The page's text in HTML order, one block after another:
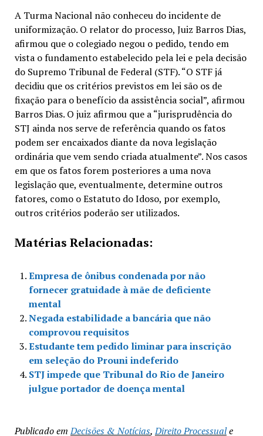
A Turma Nacional não conheceu do incidente de
uniformização. O relator do processo, Juiz Barros Dias,
afirmou que o colegiado negou o pedido, tendo em
vista o fundamento estabelecido pela lei e pela decisão
do Supremo Tribunal de Federal (STF). “O STF já
decidiu que os critérios previstos em lei são os de
fixação para o benefício da assistência social”, afirmou
Barros Dias. O juiz afirmou que a “jurisprudência do
STJ ainda nos serve de referência quando os fatos
podem ser encaixados diante da nova legislação
ordinária que vem sendo criada atualmente”. Nos casos
em que os fatos forem posteriores a uma nova
legislação que, eventualmente, determine outros
fatores, como o Estatuto do Idoso, por exemplo,
outros critérios poderão ser utilizados.
Matérias Relacionadas:
Empresa de ônibus condenada por não
fornecer gratuidade à mãe de deficiente
mental
Negada estabilidade a bancária que não
comprovou requisitos
Estudante tem pedido liminar para inscrição
em seleção do Prouni indeferido
STJ impede que Tribunal do Rio de Janeiro
julgue portador de doença mental
Publicado em Decisões & Notícias,Direito Processuale